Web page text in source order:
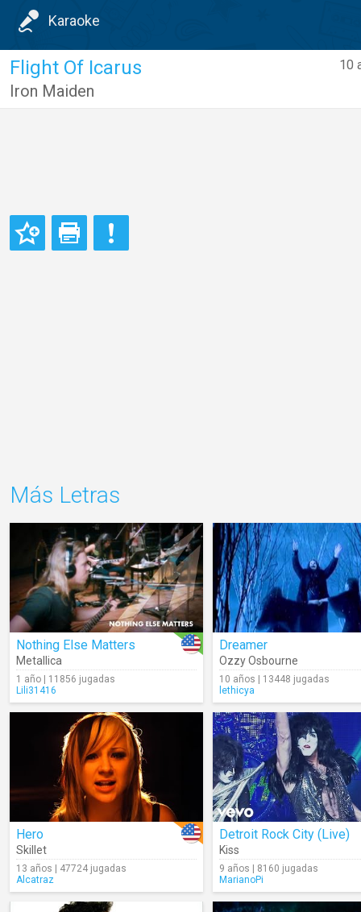
Karaoke
10
Flight Of Icarus
Iron Maiden
Más Letras
Nothing Else Matters
Metallica
1 año | 11856 jugadas
Lili31416
Dreamer
Ozzy Osbourne
10 años | 13448 jugadas
lethicya
Hero
Skillet
13 años | 47724 jugadas
Alcatraz
Detroit Rock City (Live)
Kiss
9 años | 8160 jugadas
MarianoPi